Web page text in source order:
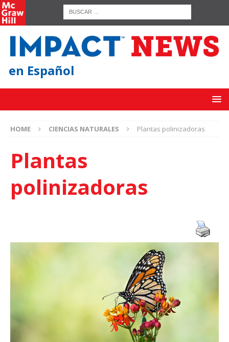
en Español
HOME CIENCIAS NATURALES Plantas polinizadoras
Plantas
polinizadoras